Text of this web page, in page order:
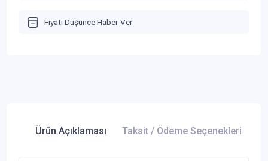
Fiyatı Düşünce Haber Ver
Ürün Açıklaması Taksit / Ödeme Seçenekleri